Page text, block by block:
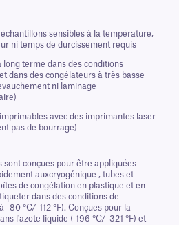
sensibles à la température,
ni temps de durcissement requis
long terme dans des conditions
dans des congélateurs à très basse
ni laminage
avec des imprimantes laser
pas de bourrage)
sont conçues pour être appliquées
auxcryogénique , tubes et
de congélation en plastique et en
dans des conditions de
80 °C/-112 °F). Conçues pour la
l'azote liquide (-196 °C/-321 °F) et